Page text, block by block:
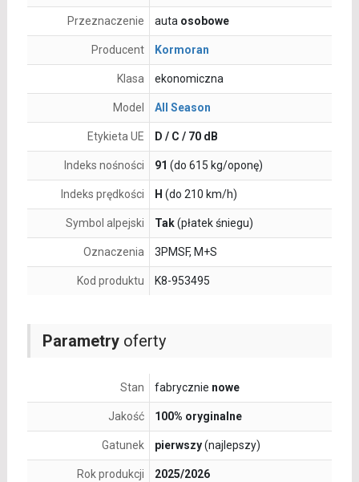
Parametryoferty
Stan fabrycznie nowe
Jakość 100% oryginalne
Gatunek pierwszy(najlepszy)
Rok produkcji 2025/2026
Przeznaczenie auta osobowe
Producent Kormoran
Klasa ekonomiczna
Model All Season
Etykieta UE D / C / 70 dB
Indeks nośności 91 (do 615 kg/oponę)
Indeks prędkości H (do 210 km/h)
Symbol alpejski Tak(płatek śniegu)
Oznaczenia 3PMSF, M+S
Kod produktu K8-953495